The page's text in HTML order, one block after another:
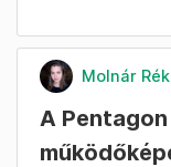
Molnár
A